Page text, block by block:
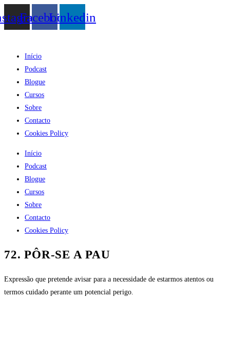
to
FacebookLinkedin
Início
Podcast
Blogue
Cursos
Sobre
Contacto
Cookies Policy
Início
Podcast
Blogue
Cursos
Sobre
Contacto
Cookies Policy
72. PÔR-SE A PAU
Expressão que pretende avisar para a necessidade de estarmos atentos ou
termos cuidado perante um potencial perigo.